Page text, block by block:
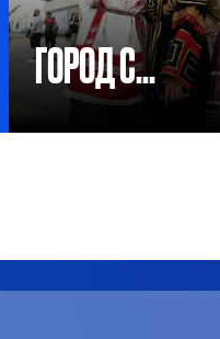
ГОРОД С...
Интересные